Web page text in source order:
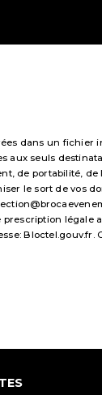
dans un fichier
seuls
de portabilité,
le sort de vos
légale
Bloctel.gouv.fr.